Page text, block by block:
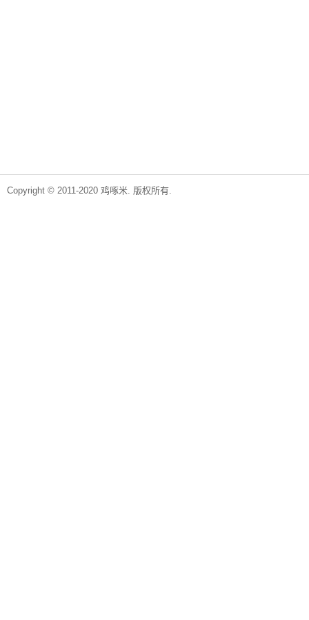
Copyright © 2011-2020 鸡啄米. 版权所有.